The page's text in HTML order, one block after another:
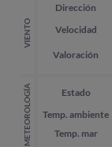
VIENTO
Dirección
Velocidad
Valoración
METEOROLOGÍA
Estado
Temp. ambiente
Temp. mar